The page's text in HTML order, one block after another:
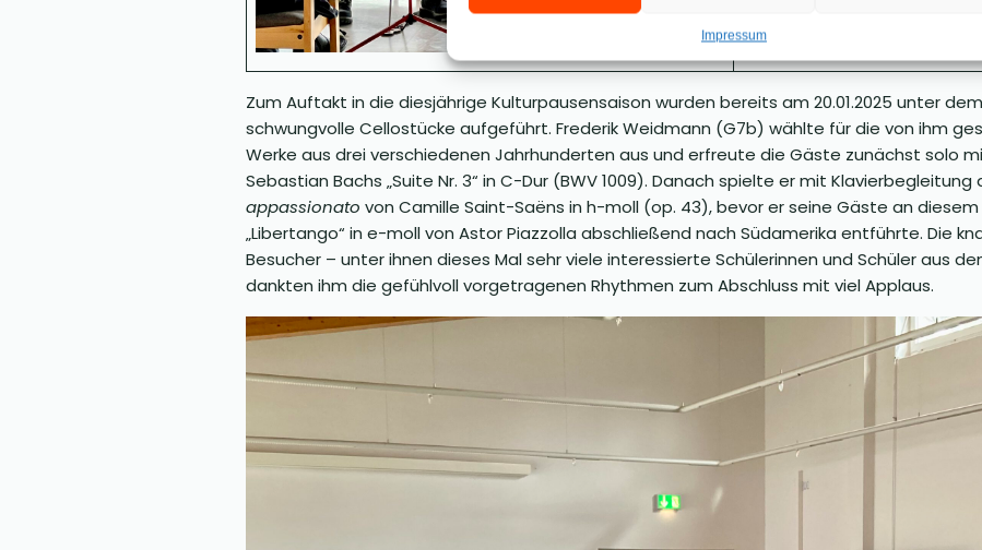
Impressum
Zum Auftakt in die diesjährige Kulturpausensaison wurden bereits am 20.01.2025 unter
schwungvolle Cellostücke aufgeführt. Frederik Weidmann (G7b) wählte für die von ihm
Werke aus drei verschiedenen Jahrhunderten aus und erfreute die Gäste zunächst solo
Sebastian Bachs „Suite Nr. 3“ in C-Dur (BWV 1009). Danach spielte er mit
appassionato von Camille Saint-Saëns in h-moll (op. 43), bevor er seine Gäste an
„Libertango“ in e-moll von Astor Piazzolla abschließend nach Südamerika entführte. Die
Besucher – unter ihnen dieses Mal sehr viele interessierte Schülerinnen und Schüler aus
dankten ihm die gefühlvoll vorgetragenen Rhythmen zum Abschluss mit viel Applaus.